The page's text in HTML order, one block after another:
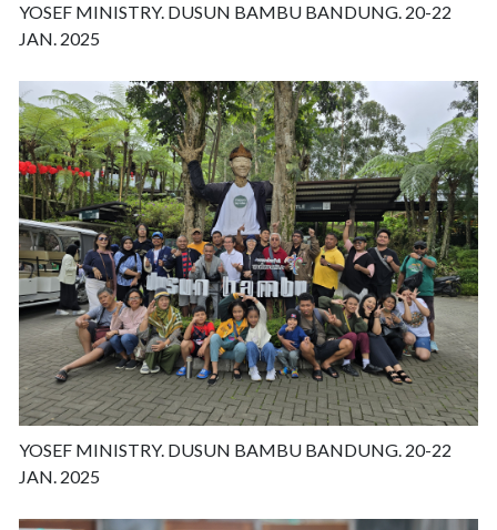
YOSEF MINISTRY. DUSUN BAMBU BANDUNG. 20-22
JAN. 2025
YOSEF MINISTRY. DUSUN BAMBU BANDUNG. 20-22
JAN. 2025